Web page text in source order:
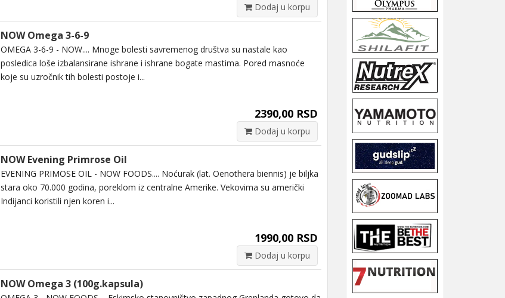
Dodaj u korpu
NOW Omega 3-6-9
OMEGA 3-6-9 - NOW.... Mnoge bolesti savremenog društva su nastale kao
posledica loše izbalansirane ishrane i ishrane bogate mastima. Pored masnoće
koje su uzročnik tih bolesti postoje i...
2390,00 RSD
Dodaj u korpu
NOW Evening Primrose Oil
EVENING PRIMOSE OIL - NOW FOODS.... Noćurak (lat. Oenothera biennis) je biljka
stara oko 70.000 godina, poreklom iz centralne Amerike. Vekovima su američki
Indijanci koristili njen koren i...
1990,00 RSD
Dodaj u korpu
NOW Omega 3 (100g.kapsula)